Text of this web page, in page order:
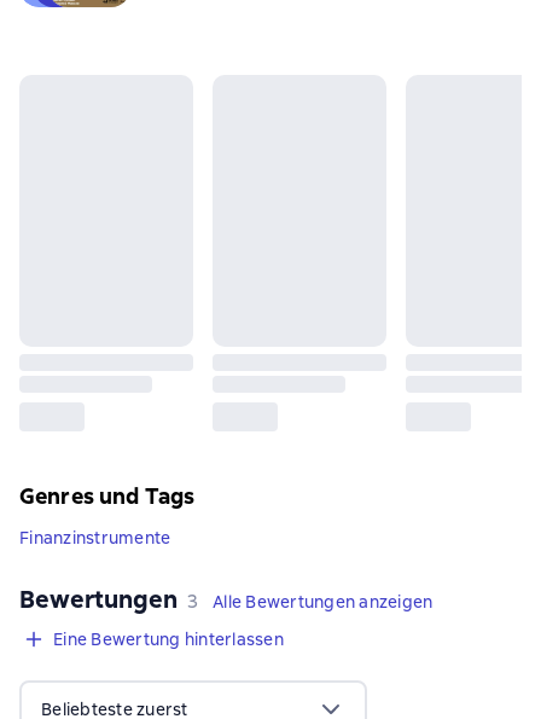
Genres und Tags
Finanzinstrumente
Bewertungen 3 Bewertungen
3
Alle Bewertungen anzeigen
Eine Bewertung hinterlassen
Beliebteste zuerst